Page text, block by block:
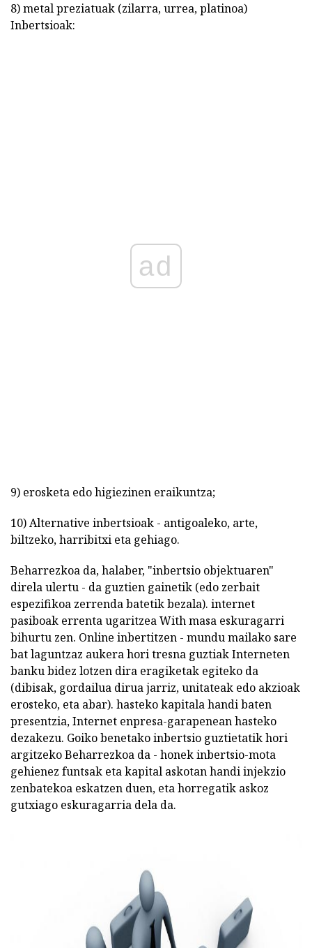
8) metal preziatuak (zilarra, urrea, platinoa)
Inbertsioak:
ad
9) erosketa edo higiezinen eraikuntza;
10) Alternative inbertsioak - antigoaleko, arte,
biltzeko, harribitxi eta gehiago.
Beharrezkoa da, halaber, "inbertsio objektuaren"
direla ulertu - da guztien gainetik (edo zerbait
espezifikoa zerrenda batetik bezala). internet
pasiboak errenta ugaritzea With masa eskuragarri
bihurtu zen. Online inbertitzen - mundu mailako sare
bat laguntzaz aukera hori tresna guztiak Interneten
banku bidez lotzen dira eragiketak egiteko da
(dibisak, gordailua dirua jarriz, unitateak edo akzioak
erosteko, eta abar). hasteko kapitala handi baten
presentzia, Internet enpresa-garapenean hasteko
dezakezu. Goiko benetako inbertsio guztietatik hori
argitzeko Beharrezkoa da - honek inbertsio-mota
gehienez funtsak eta kapital askotan handi injekzio
zenbatekoa eskatzen duen, eta horregatik askoz
gutxiago eskuragarria dela da.